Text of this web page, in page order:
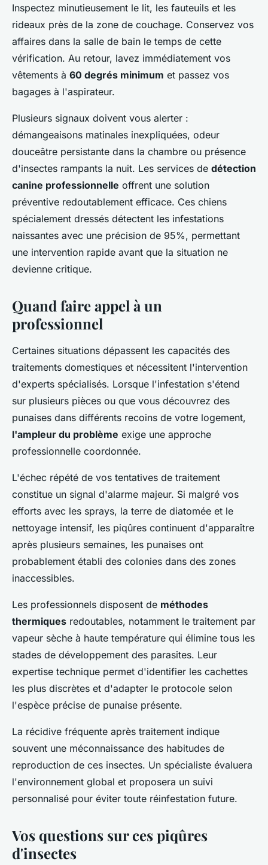
Inspectez minutieusement le lit, les fauteuils et les
rideaux près de la zone de couchage. Conservez vos
affaires dans la salle de bain le temps de cette
vérification. Au retour, lavez immédiatement vos
vêtements à 60 degrés minimum et passez vos
bagages à l'aspirateur.
Plusieurs signaux doivent vous alerter :
démangeaisons matinales inexpliquées, odeur
douceâtre persistante dans la chambre ou présence
d'insectes rampants la nuit. Les services de détection
canine professionnelle offrent une solution
préventive redoutablement efficace. Ces chiens
spécialement dressés détectent les infestations
naissantes avec une précision de 95%, permettant
une intervention rapide avant que la situation ne
devienne critique.
Quand faire appel à un
professionnel
Certaines situations dépassent les capacités des
traitements domestiques et nécessitent l'intervention
d'experts spécialisés. Lorsque l'infestation s'étend
sur plusieurs pièces ou que vous découvrez des
punaises dans différents recoins de votre logement,
l'ampleur du problème exige une approche
professionnelle coordonnée.
L'échec répété de vos tentatives de traitement
constitue un signal d'alarme majeur. Si malgré vos
efforts avec les sprays, la terre de diatomée et le
nettoyage intensif, les piqûres continuent d'apparaître
après plusieurs semaines, les punaises ont
probablement établi des colonies dans des zones
inaccessibles.
Les professionnels disposent de méthodes
thermiques redoutables, notamment le traitement par
vapeur sèche à haute température qui élimine tous les
stades de développement des parasites. Leur
expertise technique permet d'identifier les cachettes
les plus discrètes et d'adapter le protocole selon
l'espèce précise de punaise présente.
La récidive fréquente après traitement indique
souvent une méconnaissance des habitudes de
reproduction de ces insectes. Un spécialiste évaluera
l'environnement global et proposera un suivi
personnalisé pour éviter toute réinfestation future.
Vos questions sur ces piqûres
d'insectes